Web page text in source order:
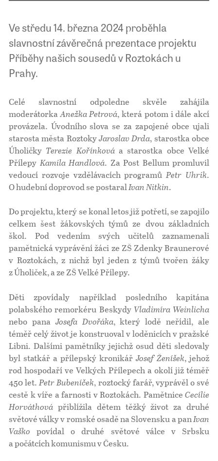
Ve středu 14. března 2024 proběhla
slavnostní závěrečná prezentace projektu
Příběhy našich sousedů v Roztokách u
Prahy.
Celé slavnostní odpoledne skvěle zahájila
moderátorkaAnežka Petrová, která potom i dále akcí
provázela. Úvodního slova se za zapojené obce ujali
starosta města RoztokyJaroslav Drda, starostka obce
Úholičky Terezie Kořínkováa starostka obce Velké
Přílepy Kamila Handlová. Za Post Bellum promluvil
vedoucí rozvoje vzdělávacích programůPetr Uhrik.
O hudební doprovod se postaralIvan Nitkin.
Do projektu, který se konal letos již potřetí, se zapojilo
celkem šest žákovských týmů ze dvou základních
škol. Pod vedením svých učitelů zaznamenali
pamětnická vyprávění žáci ze ZŠ Zdenky Braunerové
v Roztokách, z nichž byl jeden z týmů tvořen žáky
z Úholiček, a ze ZŠ Velké Přílepy.
Děti zpovídaly například posledního kapitána
polabského remorkéru Beskydy Vladimíra Weinlicha
nebo pana Josefa Dvořáka, který lodě neřídil, ale
téměř celý život je konstruoval v loděnicích v pražské
Libni. Dalšími pamětníky jejichž osud děti sledovaly
byl statkář a přílepský kronikář Josef Ženíšek, jehož
rod hospodaří ve Velkých Přílepech a okolí již téměř
450 let.Petr Bubeníček, roztocký farář, vyprávěl o své
cestě k víře a farnosti v Roztokách. Pamětnice Cecílie
Horváthová přiblížila dětem těžký život za druhé
světové války v romské osadě na Slovensku a panIvan
Vaško povídal o druhé světové válce v Srbsku
a počátcích komunismu v Česku.